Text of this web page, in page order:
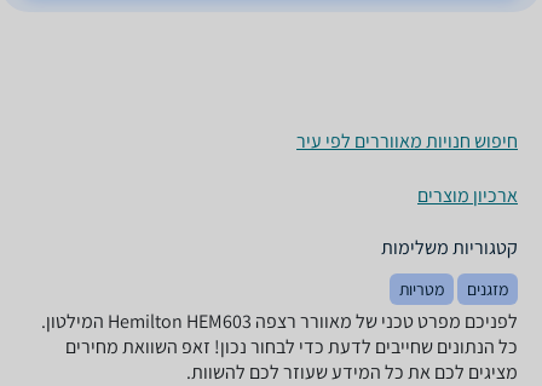
חיפוש חנויות מאווררים לפי עיר
ארכיון מוצרים
קטגוריות משלימות
מזגנים מטריות
לפניכם מפרט טכני של ‏מאוורר רצפה Hemilton HEM603 המילטון.
כל הנתונים שחייבים לדעת כדי לבחור נכון! זאפ השוואת מחירים
מציגים לכם את כל המידע שעוזר לכם להשוות.